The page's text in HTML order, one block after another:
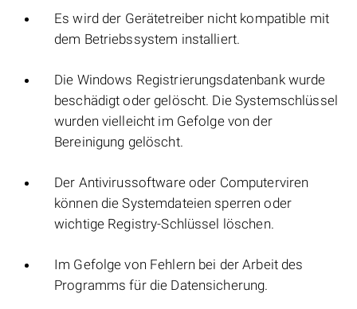
Es wird der Gerätetreiber nicht kompatible mit
dem Betriebssystem installiert.
Die Windows Registrierungsdatenbank wurde
beschädigt oder gelöscht. Die Systemschlüssel
wurden vielleicht im Gefolge von der
Bereinigung gelöscht.
Der Antivirussoftware oder Computerviren
können die Systemdateien sperren oder
wichtige Registry-Schlüssel löschen.
Im Gefolge von Fehlern bei der Arbeit des
Programms für die Datensicherung.